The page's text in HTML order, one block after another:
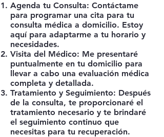
Agenda tu Consulta: Contáctame
para programar una cita para tu
consulta médica a domicilio. Estoy
aquí para adaptarme a tu horario y
necesidades.
Visita del Médico: Me presentaré
puntualmente en tu domicilio para
llevar a cabo una evaluación médica
completa y detallada.
Tratamiento y Seguimiento: Después
de la consulta, te proporcionaré el
tratamiento necesario y te brindaré
el seguimiento continuo que
necesitas para tu recuperación.